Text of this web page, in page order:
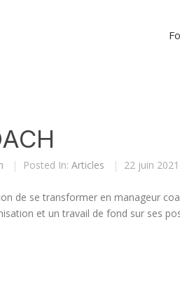
| Posted In: Articles | 22 juin 2021
de se transformer en manageur
et un travail de fond sur ses